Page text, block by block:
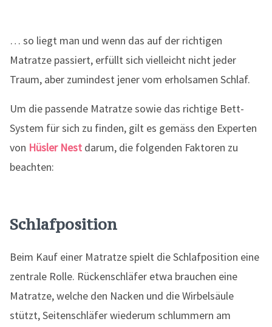
… so liegt man und wenn das auf der richtigen
Matratze passiert, erfüllt sich vielleicht nicht jeder
Traum, aber zumindest jener vom erholsamen Schlaf.
Um die passende Matratze sowie das richtige Bett-
System für sich zu finden, gilt es gemäss den Experten
von Hüsler Nest darum, die folgenden Faktoren zu
beachten:
Schlafposition
Beim Kauf einer Matratze spielt die Schlafposition eine
zentrale Rolle. Rückenschläfer etwa brauchen eine
Matratze, welche den Nacken und die Wirbelsäule
stützt, Seitenschläfer wiederum schlummern am